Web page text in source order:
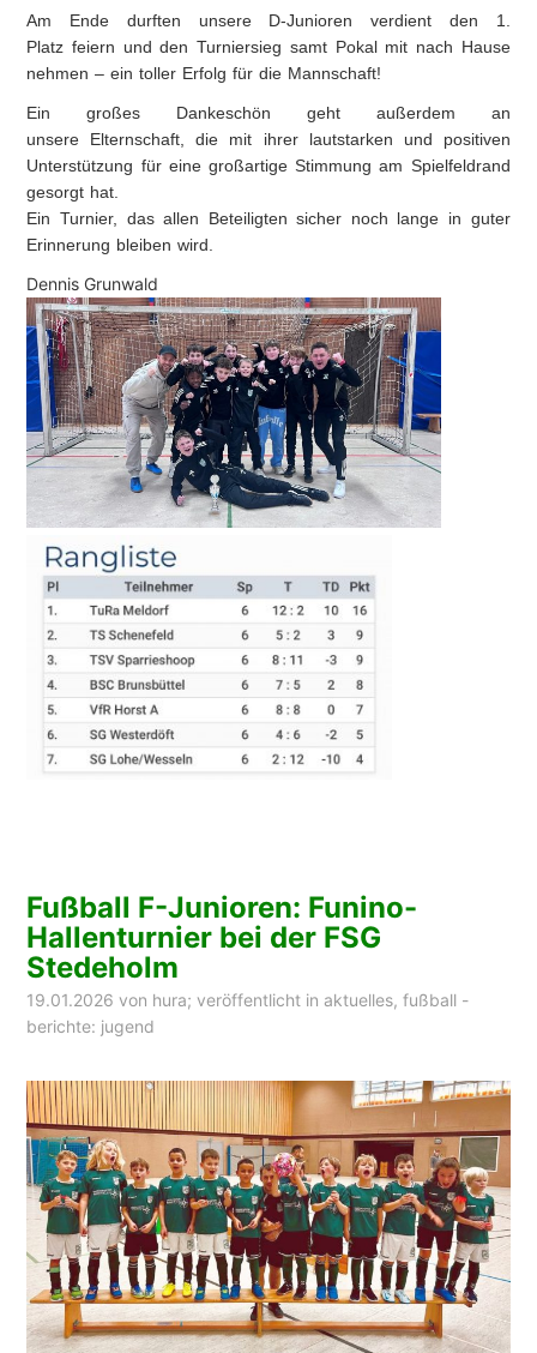
Am Ende durften unsere D-Junioren verdient den 1.
Platz feiern und denTurniersieg samt Pokalmit nach Hause
nehmen – ein toller Erfolg für die Mannschaft!
Ein großes Dankeschön geht außerdem an
unsere Elternschaft , die mit ihrer lautstarken und positiven
Unterstützung für eine großartige Stimmung am Spielfeldrand
gesorgt hat.
Ein Turnier, das allen Beteiligten sicher noch lange in guter
Erinnerung bleiben wird.
Dennis Grunwald
Fußball F-Junioren: Funino-
Hallenturnier bei der FSG
Stedeholm
19.01.2026 von hura; veröffentlicht in aktuelles,fußball -
berichte: jugend